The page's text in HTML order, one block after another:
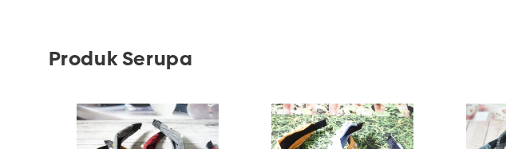
Produk Serupa